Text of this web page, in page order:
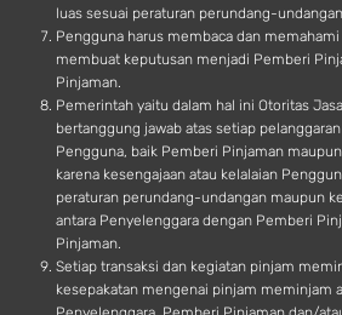
luas sesuai peraturan perundang-
Pengguna harus membaca dan
membuat keputusan menjadi Pemberi
Pinjaman.
Pemerintah yaitu dalam hal ini Otoritas
bertanggung jawab atas setiap
Pengguna, baik Pemberi Pinjaman
karena kesengajaan atau kelalaian
peraturan perundang-undangan maupun
antara Penyelenggara dengan Pemberi
Pinjaman.
Setiap transaksi dan kegiatan pinjam
kesepakatan mengenai pinjam meminjam